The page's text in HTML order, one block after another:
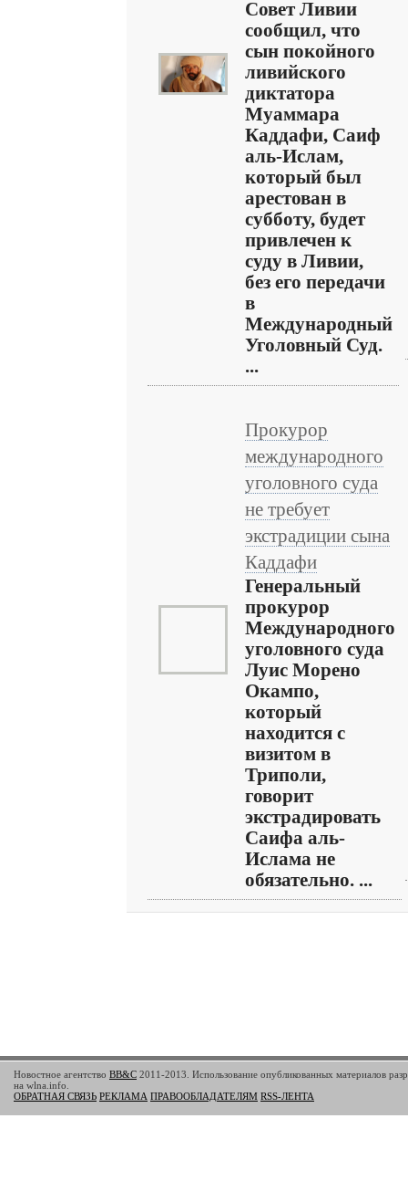
Совет Ливии
сообщил, что
сын покойного
ливийского
диктатора
Муаммара
Каддафи, Саиф
аль-Ислам,
который был
арестован в
субботу, будет
привлечен к
суду в Ливии,
без его передачи
в
Международный
Уголовный Суд.
...
Прокурор
международного
уголовного суда
не требует
экстрадиции сына
Каддафи
Генеральный
прокурор
Международного
уголовного суда
Луис Морено
Окампо,
который
находится с
визитом в
Триполи,
говорит
экстрадировать
Саифа аль-
Ислама не
обязательно. ...
Новостное агентство BB&C 2011-2013. Использование опубликованных материалов
на wlna.info.
ОБРАТНАЯ СВЯЗЬ РЕКЛАМА ПРАВООБЛАДАТЕЛЯМ RSS-ЛЕНТА